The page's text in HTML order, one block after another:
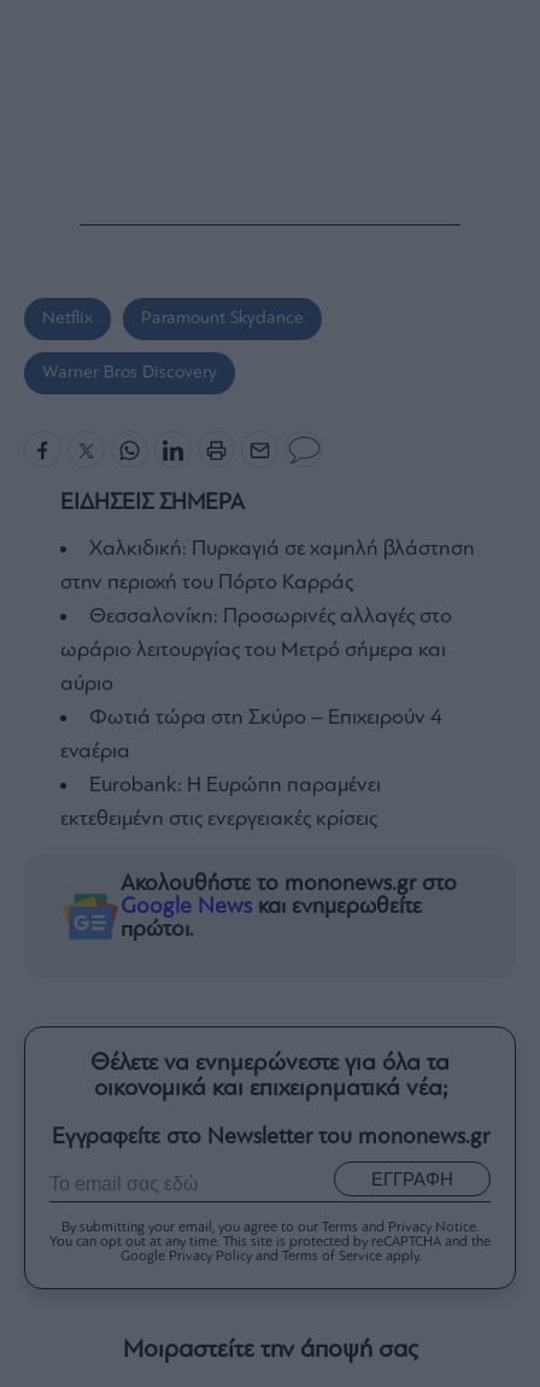
Netflix Paramount Skydance
Warner Bros Discovery
ΕΙΔΗΣΕΙΣ ΣΗΜΕΡΑ
Χαλκιδική: Πυρκαγιά σε χαμηλή βλάστηση
στην περιοχή του Πόρτο Καρράς
Θεσσαλονίκη: Προσωρινές αλλαγές στο
ωράριο λειτουργίας του Μετρό σήμερα και
αύριο
Φωτιά τώρα στη Σκύρο – Επιχειρούν 4
εναέρια
Eurobank: Η Ευρώπη παραμένει
εκτεθειμένη στις ενεργειακές κρίσεις
Ακολουθήστε το mononews.gr στο
Google News και ενημερωθείτε
πρώτοι.
Θέλετε να ενημερώνεστε για όλα τα
οικονομικά και επιχειρηματικά νέα;
Εγγραφείτε στο Newsletter του mononews.gr
ΕΓΓΡΑΦΗ
By submitting your email, you agree to our Terms and Privacy Notice.
You can opt out at any time. This site is protected by reCAPTCHA and the
Google Privacy Policy and Terms of Service apply.
Μοιραστείτε την άποψή σας